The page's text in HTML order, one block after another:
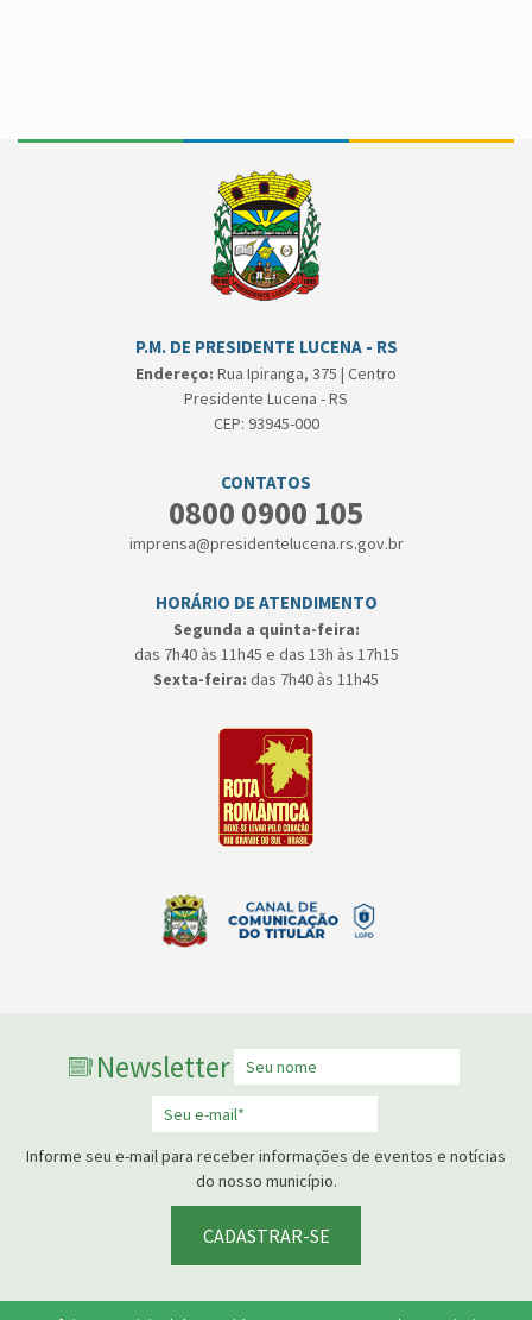
P.M. DE PRESIDENTE LUCENA - RS
Endereço: Rua Ipiranga, 375 | Centro
Presidente Lucena - RS
CEP: 93945-000
CONTATOS
0800 0900 105
imprensa@presidentelucena.rs.gov.br
HORÁRIO DE ATENDIMENTO
Segunda a quinta-feira:
das 7h40 às 11h45 e das 13h às 17h15
Sexta-feira: das 7h40 às 11h45
Newsletter
Informe seu e-mail para receber informações de eventos e notícias
do nosso município.
CADASTRAR-SE